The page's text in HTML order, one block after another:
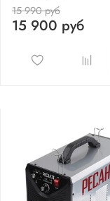
15 990 руб
15 900 руб